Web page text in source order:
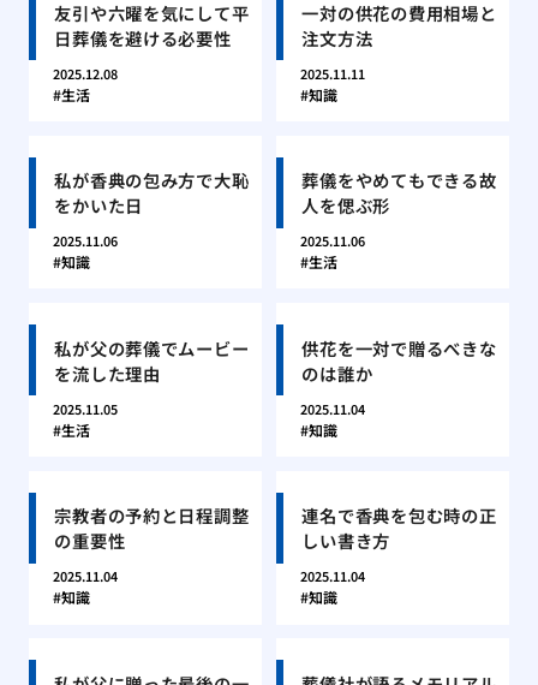
友引や六曜を気にして平
日葬儀を避ける必要性
2025.12.08
生活
一対の供花の費用相場と
注文方法
2025.11.11
知識
私が香典の包み方で大恥
をかいた日
2025.11.06
知識
葬儀をやめてもできる故
人を偲ぶ形
2025.11.06
生活
私が父の葬儀でムービー
を流した理由
2025.11.05
生活
供花を一対で贈るべきな
のは誰か
2025.11.04
知識
宗教者の予約と日程調整
の重要性
2025.11.04
知識
連名で香典を包む時の正
しい書き方
2025.11.04
知識